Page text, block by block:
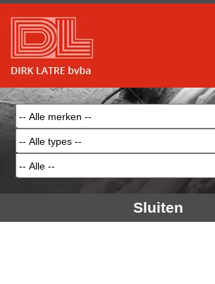
Array
(
    [type] => 8
    [file] => /mnt/bilbo-
disk1/websites/latre.be/www/
/frontend/database.php
    [line] => 51
Array
(
    [type] => 8
    [message] => Trying to get property of
non-object
    [file] => /mnt/bilbo-
disk1/websites/latre.be/www/
    [line] => 51
Sluiten